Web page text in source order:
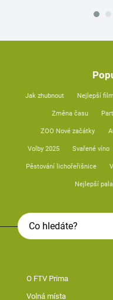
Jak zhubnout Nejlepší
Změna času
ZOO Nové začátky
Volby 2025 Svařené víno
Pěstování lichořeřišnice
Nejlepší
O FTV Prima
Volná místa